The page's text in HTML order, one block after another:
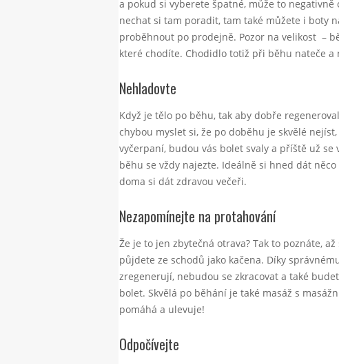
a pokud si vyberete špatné, může to
nechat si tam poradit, tam také můžete i boty
proběhnout po prodejně. Pozor na velikost –
které chodíte. Chodidlo totiž při běhu nateče a
Nehladovte
Když je tělo po běhu, tak aby dobře
chybou myslet si, že po doběhu je skvělé
vyčerpaní, budou vás bolet svaly a příště už
běhu se vždy najezte. Ideálně si hned dát
doma si dát zdravou večeři.
Nezapomínejte na protahování
Že je to jen zbytečná otrava? Tak to poznáte,
půjdete ze schodů jako kačena. Díky
zregenerují, nebudou se zkracovat a také
bolet. Skvělá po běhání je také masáž s
pomáhá a ulevuje!
Odpočívejte